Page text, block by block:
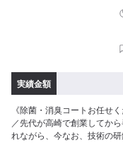
実績金額
《除菌・消臭コートお任せ
／先代が高崎で創業してか
れながら、今なお、技術の